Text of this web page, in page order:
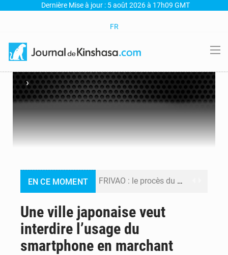
Dernière Mise à jour : 5 août 2026 à 17h09 GMT
FR
›
EN CE MOMENT FRIVAO : le procès du détournement de 325 millions de dollars reporté à la mi-août
Une ville japonaise veut
interdire l’usage du
smartphone en marchant